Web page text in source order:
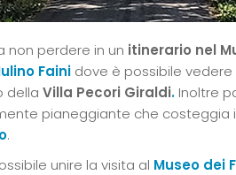
non perdere in un itinerario nel
Faini dove è possibile vedere
della Villa Pecori Giraldi. Inoltre
pianeggiante che costeggia
.
unire la visita al Museo dei